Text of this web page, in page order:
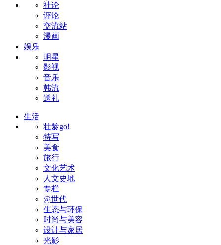
社论
评论
交流站
漫画
娱乐
明星
影视
音乐
韩流
送礼
生活
壮龄go!
特写
美食
旅行
文化艺术
人文史地
专栏
@世代
生态与环保
时尚与美容
设计与家居
光影